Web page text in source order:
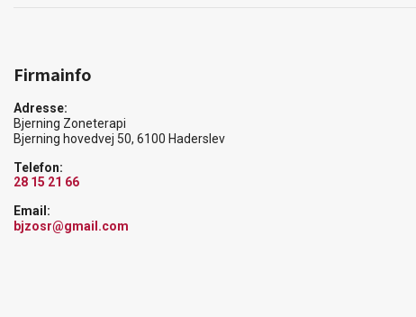
Firmainfo
Adresse:
Bjerning Zoneterapi
Bjerning hovedvej 50, 6100 Haderslev
Telefon:
28 15 21 66
Email:
bjzosr@gmail.com